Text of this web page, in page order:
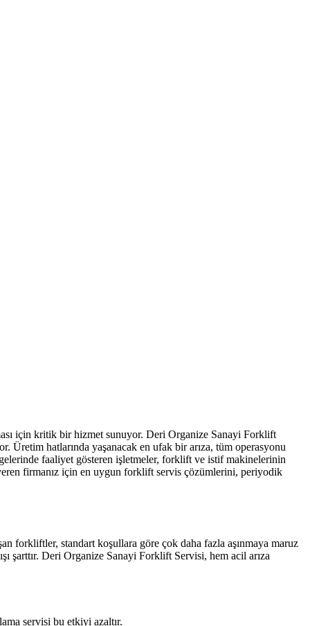
için kritik bir hizmet sunuyor. Deri Organize Sanayi Forklift
hatlarında yaşanacak en ufak bir arıza, tüm operasyonu
faaliyet gösteren işletmeler, forklift ve istif makinelerinin
firmanız için en uygun forklift servis çözümlerini, periyodik
forkliftler, standart koşullara göre çok daha fazla aşınmaya maruz
şarttır. Deri Organize Sanayi Forklift Servisi, hem acil arıza
servisi bu etkiyi azaltır.